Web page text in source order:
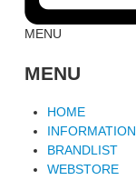
MENU
MENU
HOME
INFORMATION
BRANDLIST
WEBSTORE